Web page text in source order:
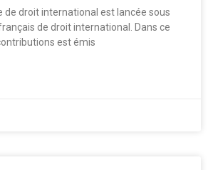
de droit international est lancée sous
de droit international. Dans ce
est émis